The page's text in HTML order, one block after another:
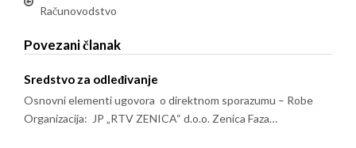
Računovodstvo
Povezani članak
Sredstvo za odleđivanje
Osnovni elementi ugovora o direktnom sporazumu – Robe
Organizacija: JP „RTV ZENICA“ d.o.o. Zenica Faza…